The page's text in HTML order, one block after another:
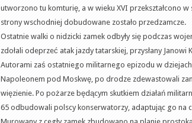
utworzono tu komturię, a w wieku XVI przekształcono
strony wschodniej dobudowane zostało przedzamcze.
Ostatnie walki o nidzicki zamek odbyły się podczas
zdołali odeprzeć atak jazdy tatarskiej, przysłany
Autorami zaś ostatniego militarnego epizodu w
Napoleonem pod Moskwę, po drodze zdewastowali
więzienie. Po pożarze będącym skutkiem działań
65 odbudowali polscy konserwatorzy, adaptując go na